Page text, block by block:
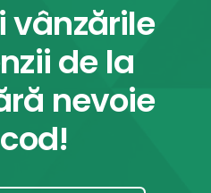
vânzările
de la
nevoie